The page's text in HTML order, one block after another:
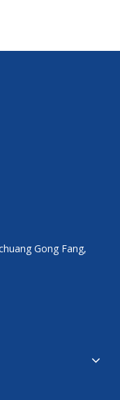
Gong Fang,